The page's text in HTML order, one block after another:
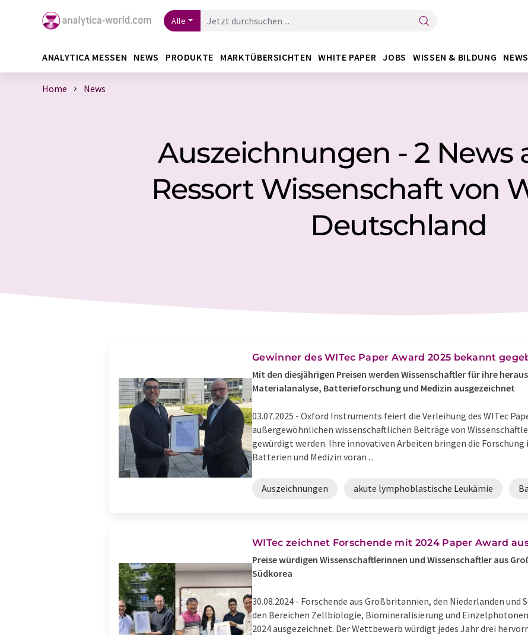
Alle
ANALYTICA MESSEN NEWS PRODUKTE MARKTÜBERSICHTEN WHITE PAPER JOBS WISSEN & BILDUNG
Home News
Auszeichnungen - 2 News
Ressort Wissenschaft von
Deutschland
Gewinner des WITec Paper Award 2025 bekannt
Mit den diesjährigen Preisen werden Wissenschaftler für ihre
Materialanalyse, Batterieforschung und Medizin ausgezeichnet
03.07.2025 - Oxford Instruments feiert die Verleihung des WITec
außergewöhnlichen wissenschaftlichen Beiträge von
gewürdigt werden. Ihre innovativen Arbeiten bringen die Forschung
Batterien und Medizin voran ...
Auszeichnungen akute lymphoblastische Leukämie
WITec zeichnet Forschende mit 2024 Paper Award
Preise würdigen Wissenschaftlerinnen und Wissenschaftler aus
Südkorea
30.08.2024 - Forschende aus Großbritannien, den Niederlanden und
den Bereichen Zellbiologie, Biomineralisierung und
2024 ausgezeichnet. Der Wettbewerb würdigt jedes Jahr drei